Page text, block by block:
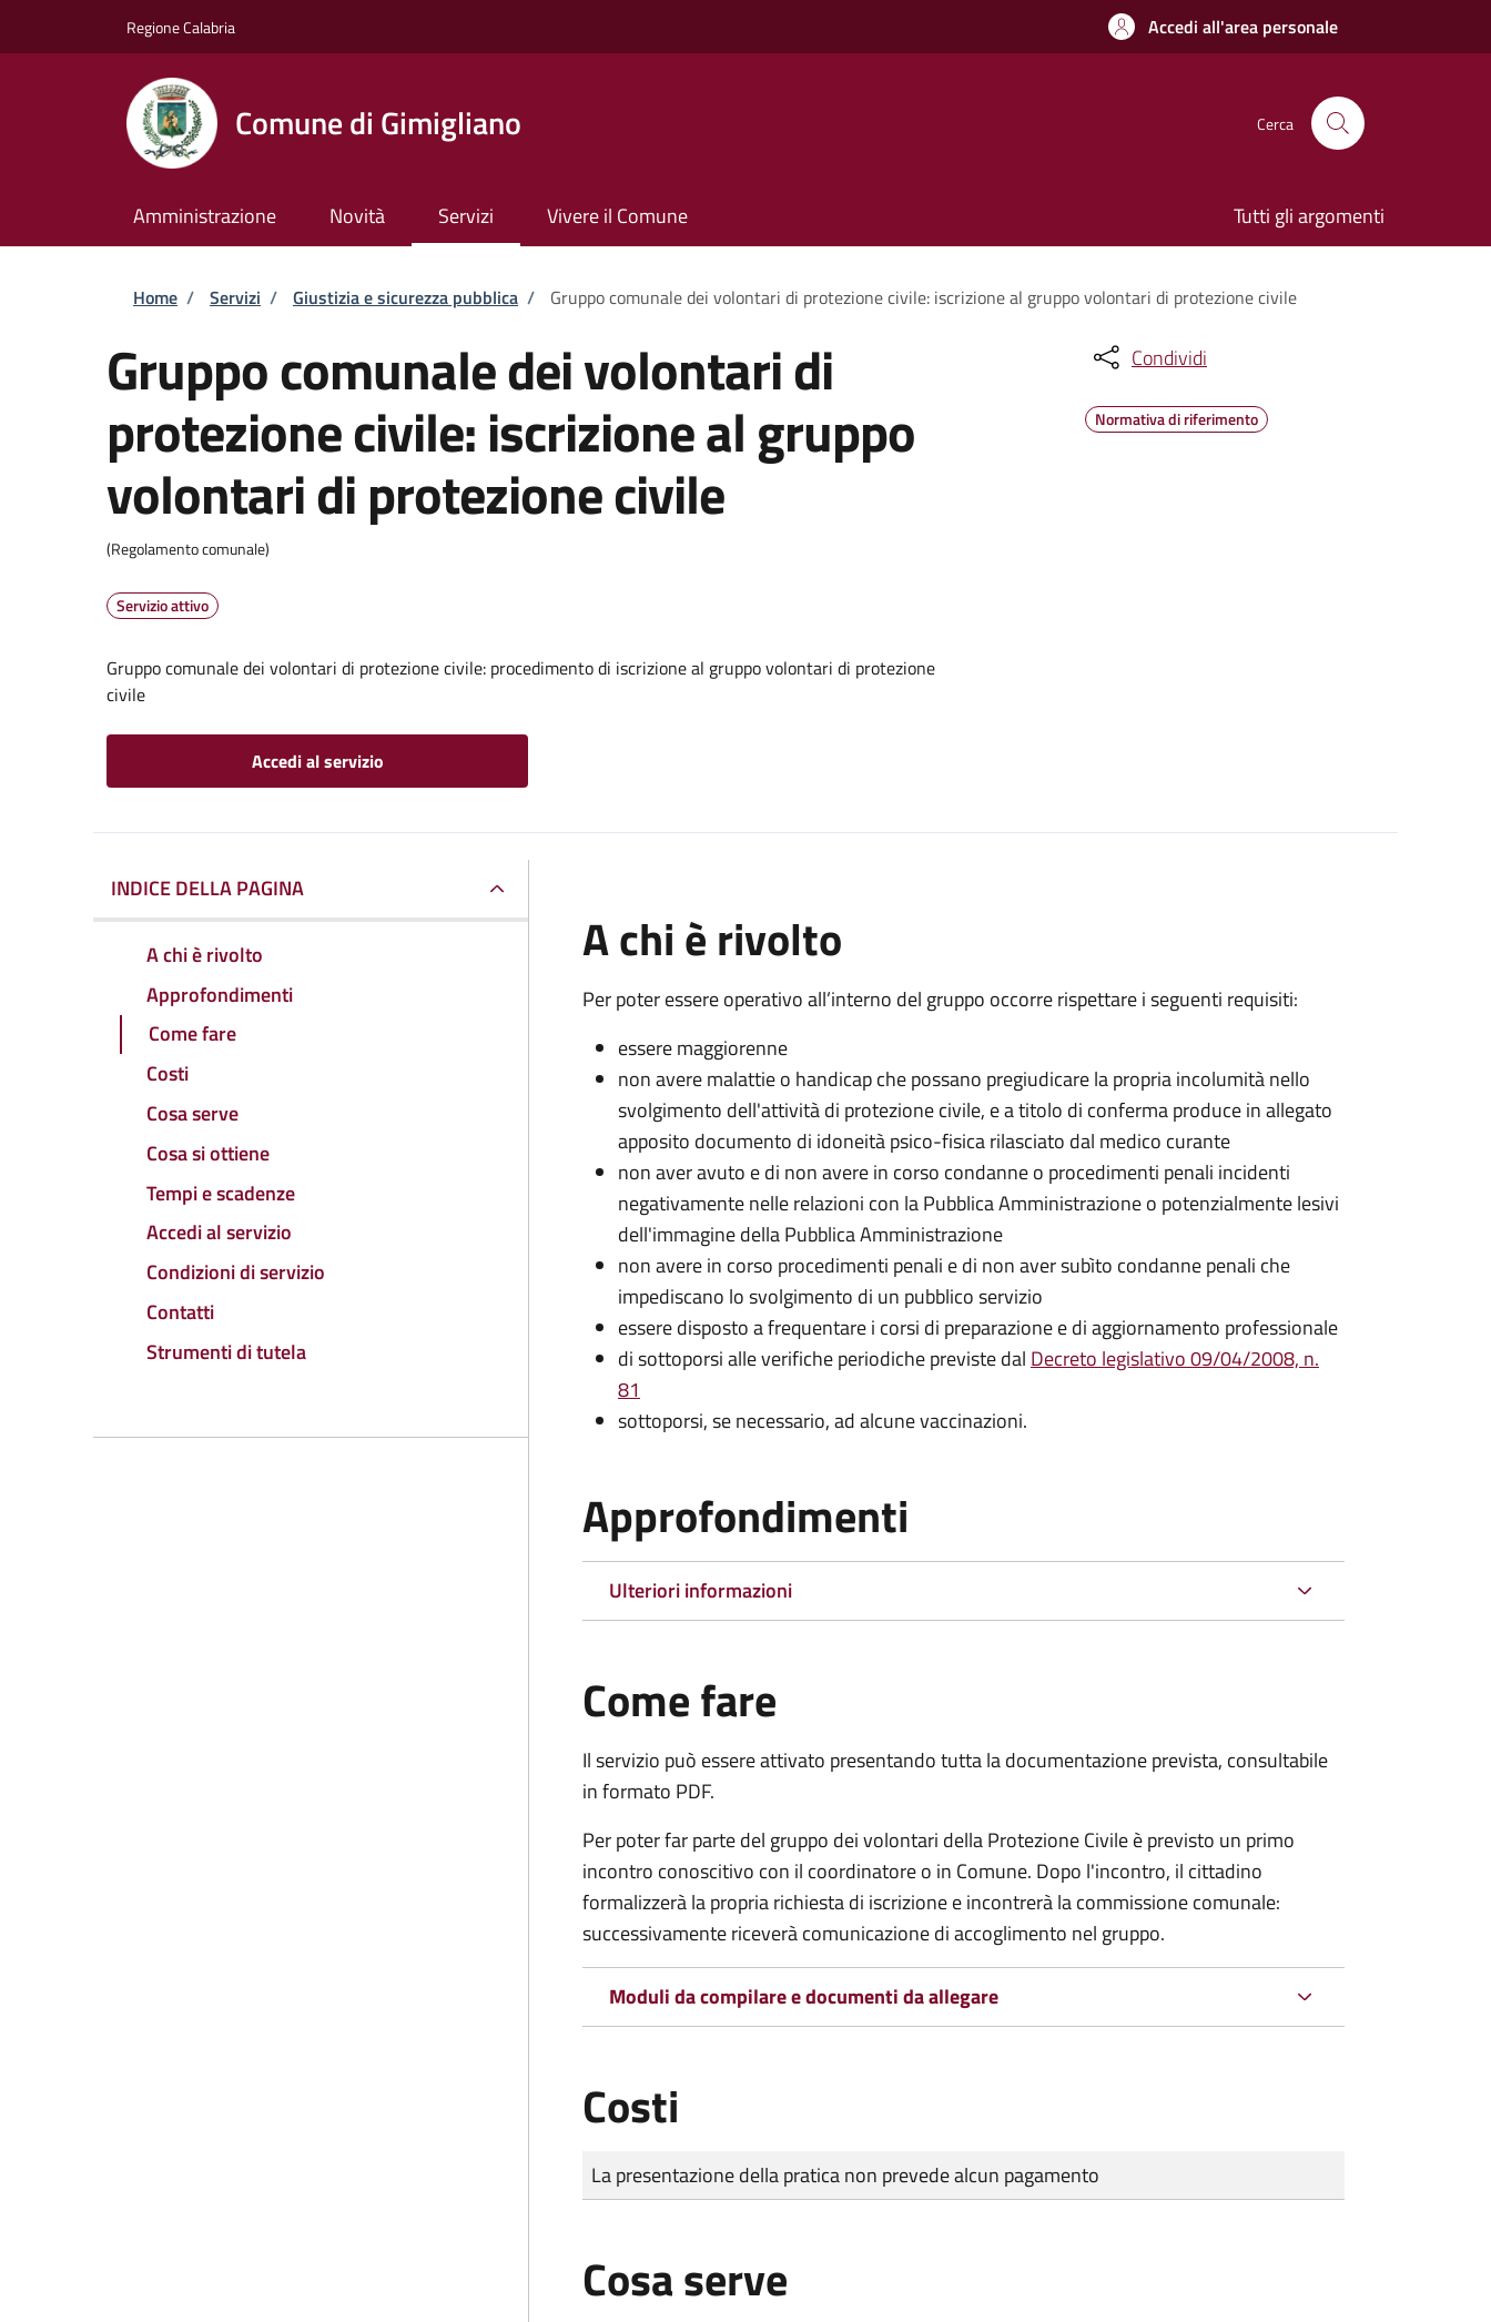
Regione Calabria Accedi all'area personale
Comune di Gimigliano Cerca
Amministrazione Novità Servizi Vivere il Comune Tutti gli argomenti
Briciole di pane
Home / Servizi / Giustizia e sicurezza pubblica / Gruppo comunale dei volontari di protezione civile: iscrizione al gruppo volontari di protezione civile
Gruppo comunale dei volontari di
protezione civile: iscrizione al gruppo
volontari di protezione civile
(Regolamento comunale)
Servizio attivo
Gruppo comunale dei volontari di protezione civile: procedimento di iscrizione al gruppo volontari di protezione
civile
Accedi al servizio
Condividi
Normativa di riferimento
INDICE DELLA PAGINA
A chi è rivolto
Approfondimenti
Come fare
Costi
Cosa serve
Cosa si ottiene
Tempi e scadenze
Accedi al servizio
Condizioni di servizio
Contatti
Strumenti di tutela
A chi è rivolto
Per poter essere operativo all’interno del gruppo occorre rispettare i seguenti requisiti:
essere maggiorenne
non avere malattie o handicap che possano pregiudicare la propria incolumità nello
svolgimento dell'attività di protezione civile, e a titolo di conferma produce in allegato
apposito documento di idoneità psico-fisica rilasciato dal medico curante
non aver avuto e di non avere in corso condanne o procedimenti penali incidenti
negativamente nelle relazioni con la Pubblica Amministrazione o potenzialmente lesivi
dell'immagine della Pubblica Amministrazione
non avere in corso procedimenti penali e di non aver subìto condanne penali che
impediscano lo svolgimento di un pubblico servizio
essere disposto a frequentare i corsi di preparazione e di aggiornamento professionale
di sottoporsi alle verifiche periodiche previste dal Decreto legislativo 09/04/2008, n.
81
sottoporsi, se necessario, ad alcune vaccinazioni.
Approfondimenti
Ulteriori informazioni
Come fare
Il servizio può essere attivato presentando tutta la documentazione prevista, consultabile
in formato PDF.
Per poter far parte del gruppo dei volontari della Protezione Civile è previsto un primo
incontro conoscitivo con il coordinatore o in Comune. Dopo l'incontro, il cittadino
formalizzerà la propria richiesta di iscrizione e incontrerà la commissione comunale:
successivamente riceverà comunicazione di accoglimento nel gruppo.
Moduli da compilare e documenti da allegare
Costi
Tipo di pagamento
Importo
La presentazione della pratica non prevede alcun pagamento
Cosa serve